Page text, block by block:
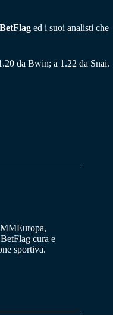
BetFlag ed i suoi analisti che
da Bwin; a 1.22 da Snai.
cura e
sportiva.